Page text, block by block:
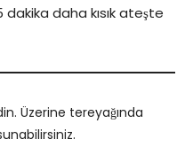
daha kısık ateşte
Üzerine tereyağında